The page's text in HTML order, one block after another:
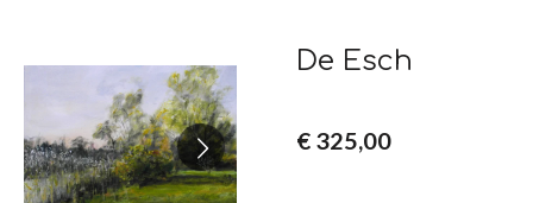
De Esch
€ 325,00